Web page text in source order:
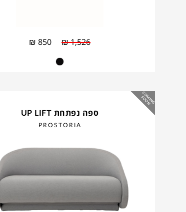
₪1,526
₪ 850
C
O
M
IN
G
S
O
O
N
ספה נפתחת UP LIFT
PROSTORIA